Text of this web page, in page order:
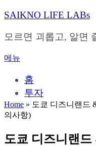
내
으
바
SAIKNO LIFE LABs
모르면 괴롭고, 알면
메뉴
홈
투자
Home » 도쿄 디즈니랜드
의사항)
도쿄 디즈니랜드